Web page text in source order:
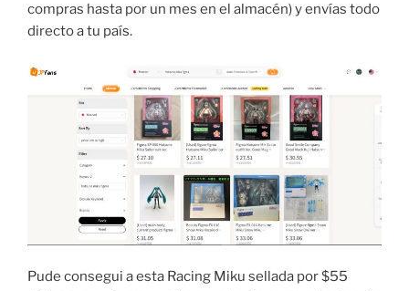
compras hasta por un mes en el almacén) y envías todo
directo a tu país.
Pude consegui a esta Racing Miku sellada por $55